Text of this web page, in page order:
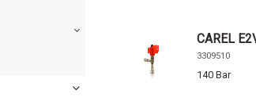
CAREL
3309510
140 Bar